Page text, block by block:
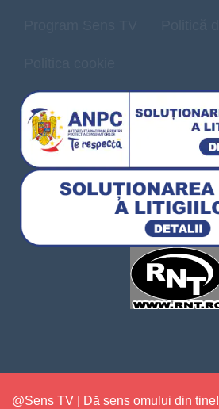
@Sens TV | Dă sens omului din tine!